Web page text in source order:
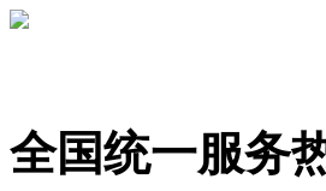
全国统一服务